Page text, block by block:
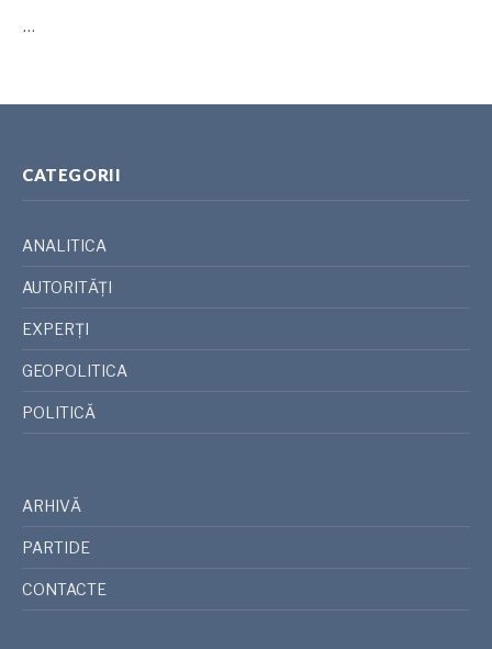
…
CATEGORII
ANALITICA
AUTORITĂȚI
EXPERȚI
GEOPOLITICA
POLITICĂ
ARHIVĂ
PARTIDE
CONTACTE